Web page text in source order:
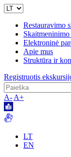
Restauravimo
Elektroninė
Apie mus
Struktūra ir
Registruotis
A- A+
LT
EN